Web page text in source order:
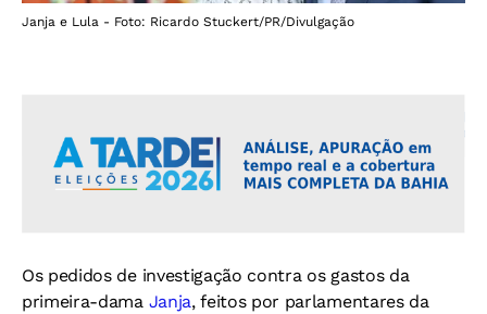
Janja e Lula - Foto: Ricardo Stuckert/PR/Divulgação
Os pedidos de investigação contra os gastos da
primeira-dama Janja, feitos por parlamentares da